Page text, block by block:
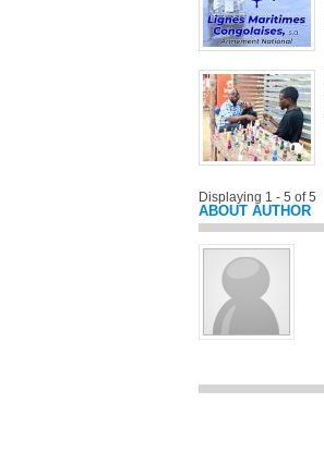
Displaying 1 - 5 of 5
ABOUT AUTHOR